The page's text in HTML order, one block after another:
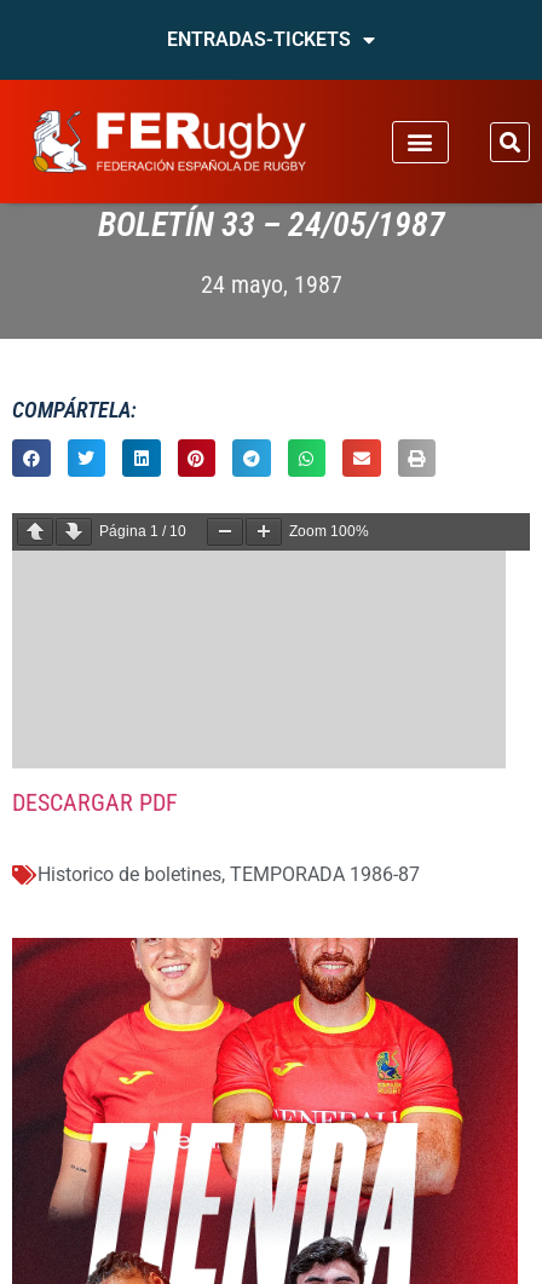
ENTRADAS-TICKETS
BOLETÍN 33 – 24/05/1987
24 mayo, 1987
COMPÁRTELA:
Página 1 / 10 Zoom 100%
DESCARGAR PDF
Historico de boletines, TEMPORADA 1986-87